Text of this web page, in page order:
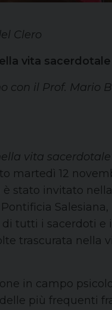
Clero
vita sacerdotale
con il Prof. Mario
vita
martedì 12
stato invitato
di tutti i sacerdoti
trascurata nella
in campo
più frequenti